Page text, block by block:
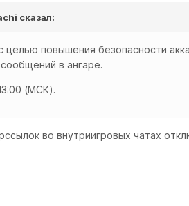
сказал:
целью повышения безопасности
в ангаре.
(МСК).
во внутриигровых чатах